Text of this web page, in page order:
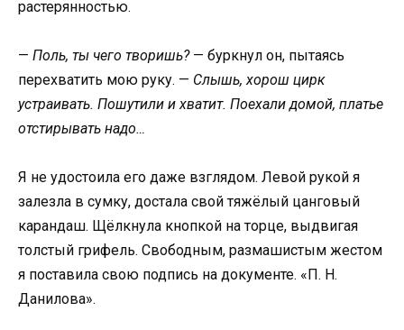
растерянностью.
— Поль, ты чего творишь?— буркнул он, пытаясь
перехватить мою руку. — Слышь, хорош цирк
устраивать. Пошутили и хватит. Поехали домой, платье
отстирывать надо…
Я не удостоила его даже взглядом. Левой рукой я
залезла в сумку, достала свой тяжёлый цанговый
карандаш. Щёлкнула кнопкой на торце, выдвигая
толстый грифель. Свободным, размашистым жестом
я поставила свою подпись на документе. «П. Н.
Данилова».